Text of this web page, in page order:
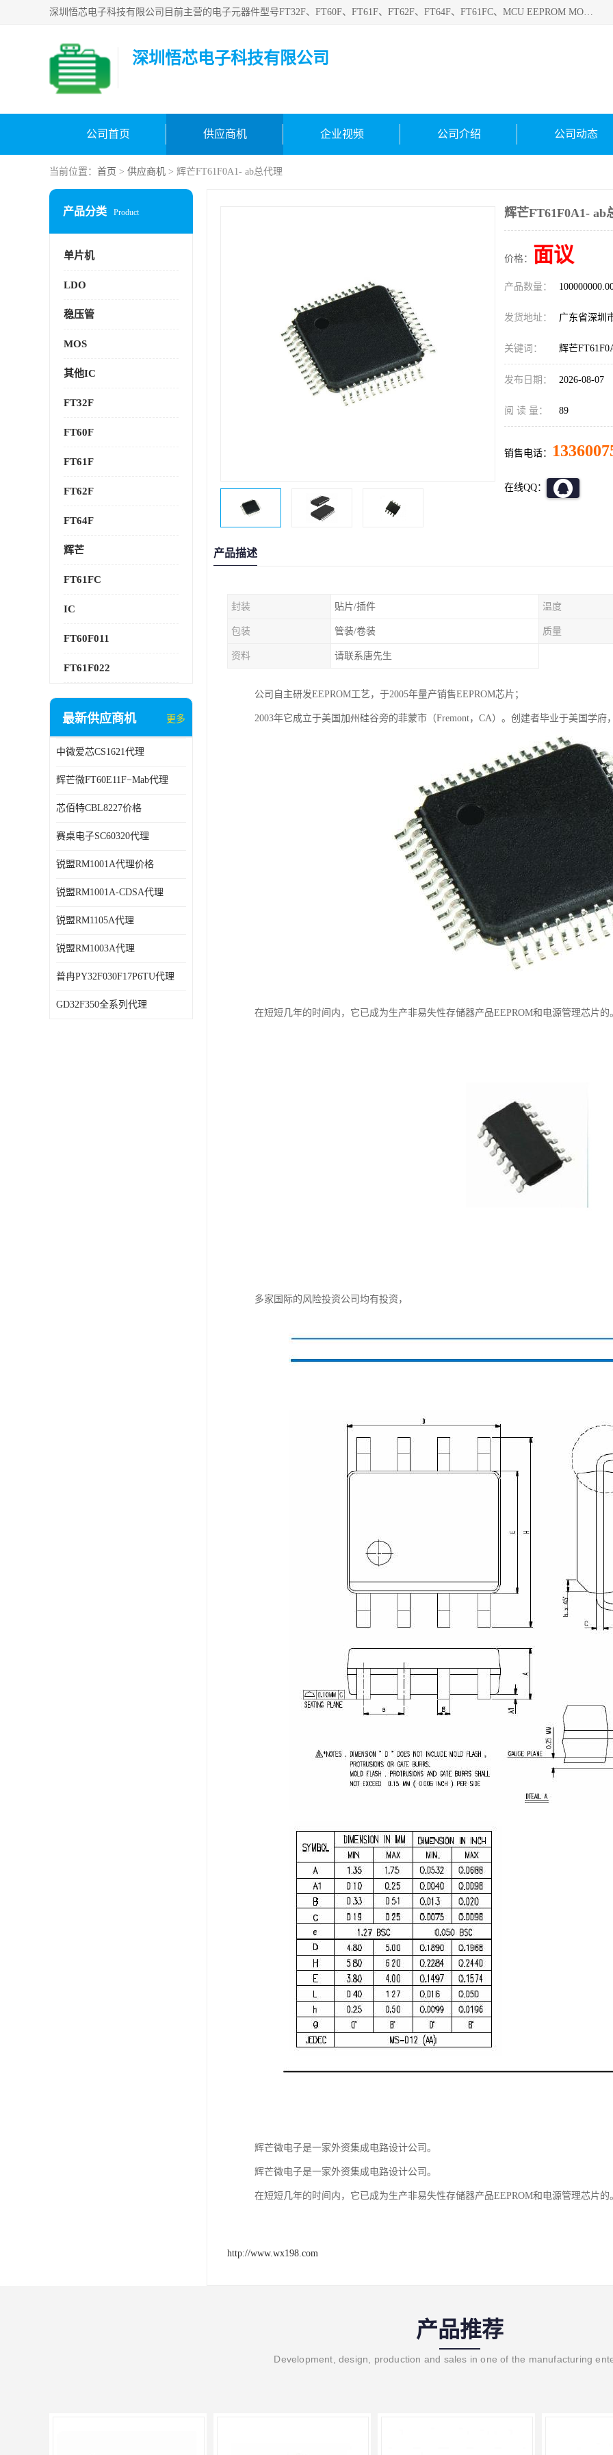
深圳悟芯电子科技有限公司目前主营的电子元器件型号FT32F、FT60F、FT61F、FT62F、FT64F、FT61FC、MCU EEPROM MOS LDO 稳压管 触摸IC DC-DC AC-DC 协议IC等，广泛应用于LED射灯、LED日光灯、等诸多领域。
深圳悟芯电子科技有限公司
公司首页 供应商机 企业视频 公司介绍 公司动态
当前位置： 首页 > 供应商机 > 辉芒FT61F0A1- ab总代理
产品分类 Product
单片机
LDO
稳压管
MOS
其他IC
FT32F
FT60F
FT61F
FT62F
FT64F
辉芒
FT61FC
IC
FT60F011
FT61F022
最新供应商机 更多
中微爱芯CS1621代理
辉芒微FT60E11F−Mab代理
芯佰特CBL8227价格
赛桌电子SC60320代理
锐盟RM1001A代理价格
锐盟RM1001A-CDSA代理
锐盟RM1105A代理
锐盟RM1003A代理
普冉PY32F030F17P6TU代理
GD32F350全系列代理
辉芒FT61F0A1- ab
价格： 面议
产品数量：
发货地址： 广东省深圳
关键词： 辉芒
发布日期： 2026-08-07
阅 读 量： 89
销售电话：
在线QQ：
产品描述
封装 贴片/插件 温度
包装 管装/卷装 质量
资料 请联系唐先生
公司自主研发EEPROM工艺，于2005年量产销售EEPROM芯片；
2003年它成立于美国加州硅谷旁的菲蒙市（Fremont，CA）。创建者毕业于美国学
在短短几年的时间内，它已成为生产非易失性存储器产品EEPROM和电源管理芯片的
多家国际的风险投资公司均有投资，
辉芒微电子是一家外资集成电路设计公司。
辉芒微电子是一家外资集成电路设计公司。
在短短几年的时间内，它已成为生产非易失性存储器产品EEPROM和电源管理芯片的
http://www.wx198.com
产品推荐
Development, design, production and sales in one of the manufacturing